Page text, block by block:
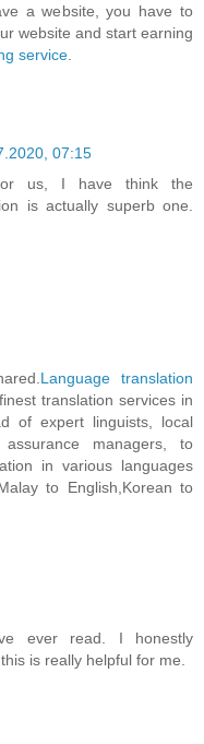
a website, you have to
website and start earning
service
07:15
for us, I have think the
is actually superb one.
Language translation
translation services in
of expert linguists, local
assurance managers, to
in various languages
to English,Korean to
ever read. I honestly
is really helpful for me.